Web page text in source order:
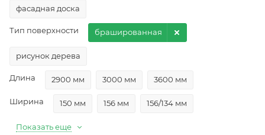
фасадная доска
Тип поверхности брашированная
рисунок дерева
Длина 2900 мм 3000 мм 3600 мм
Ширина 150 мм 156 мм 156/134 мм
Показать еще